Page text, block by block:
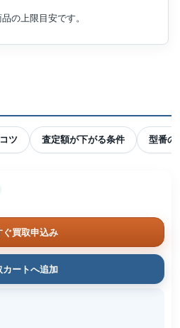
の上限目安です。
ツ 査定額が下がる条件 型番の
ぐ買取申込み
カートへ追加